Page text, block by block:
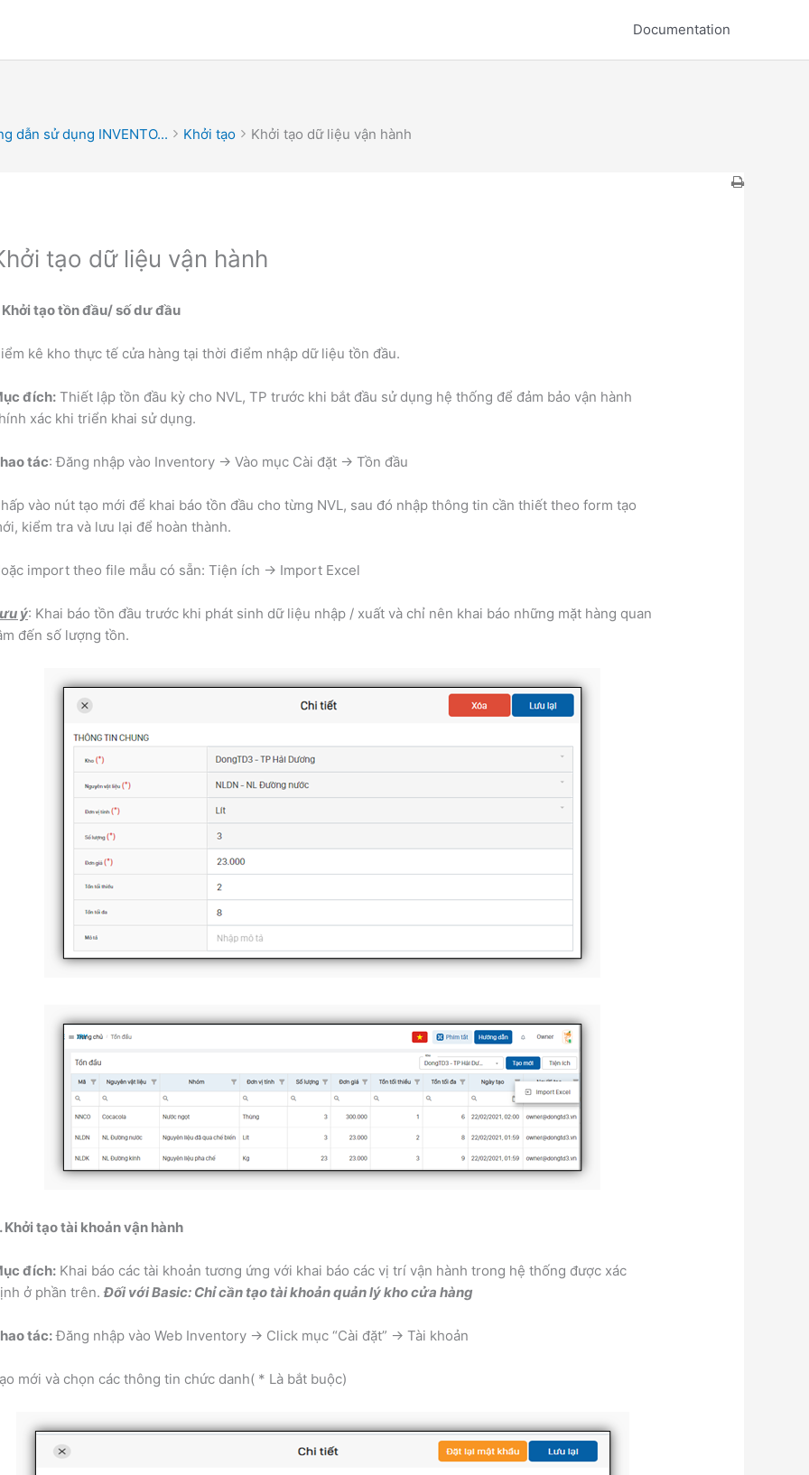
Documentation
dẫn sử dụng INVENTO... Khởi tạo Khởi tạo dữ liệu vận hành
tạo dữ liệu vận hành
Khởi tạo tồn đầu/ số dư đầu
kê kho thực tế cửa hàng tại thời điểm nhập dữ liệu tồn đầu.
đích: Thiết lập tồn đầu kỳ cho NVL, TP trước khi bắt đầu sử dụng hệ thống để đảm bảo vận hành
xác khi triển khai sử dụng.
tác: Đăng nhập vào Inventory -> Vào mục Cài đặt -> Tồn đầu
vào nút tạo mới để khai báo tồn đầu cho từng NVL, sau đó nhập thông tin cần thiết theo form tạo
kiểm tra và lưu lại để hoàn thành.
import theo file mẫu có sẵn: Tiện ích -> Import Excel
ý: Khai báo tồn đầu trước khi phát sinh dữ liệu nhập / xuất và chỉ nên khai báo những mặt hàng quan
đến số lượng tồn.
Khởi tạo tài khoản vận hành
đích: Khai báo các tài khoản tương ứng với khai báo các vị trí vận hành trong hệ thống được xác
ở phần trên.Đối với Basic: Chỉ cần tạo tài khoản quản lý kho cửa hàng
tác:Đăng nhập vào Web Inventory -> Click mục “Cài đặt” -> Tài khoản
mới và chọn các thông tin chức danh( * Là bắt buộc)